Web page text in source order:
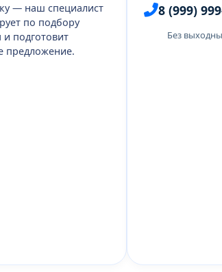
— наш специалист
по подбору
подготовит
предложение.
8 (999)
Без